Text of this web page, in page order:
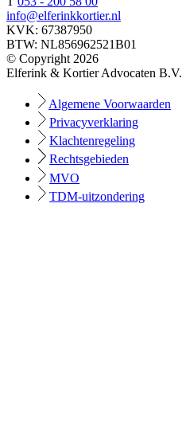
info@elferinkkortier.nl
KVK: 67387950
BTW: NL856962521B01
© Copyright 2026
Elferink & Kortier Advocaten B.V.
Algemene Voorwaarden
Privacyverklaring
Klachtenregeling
Rechtsgebieden
MVO
TDM-uitzondering